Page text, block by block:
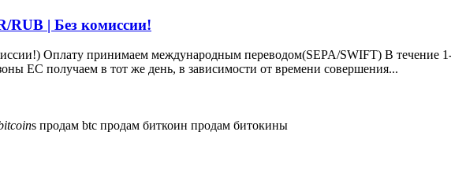
| Без комиссии!
Оплату принимаем международным переводом(SEPA/SWIFT) В течение
ЕС получаем в тот же день, в зависимости от времени совершения...
s продам btc продам биткоин продам битокины